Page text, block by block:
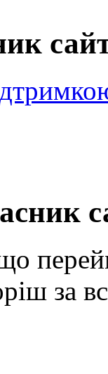
за